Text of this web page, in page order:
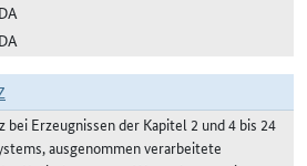
bei Erzeugnissen der Kapitel 2 und 4 bis 24
ausgenommen verarbeitete